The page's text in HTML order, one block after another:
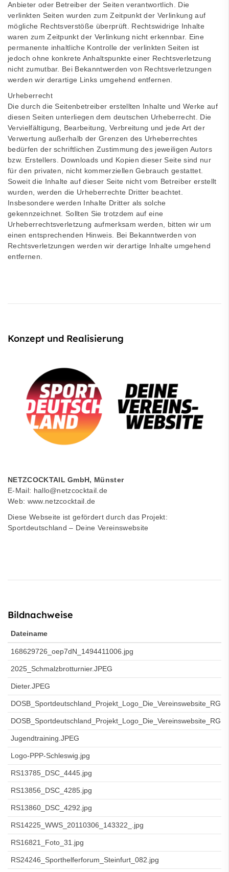
Anbieter oder Betreiber der Seiten verantwortlich. Die
verlinkten Seiten wurden zum Zeitpunkt der Verlinkung auf
mögliche Rechtsverstöße überprüft. Rechtswidrige Inhalte
waren zum Zeitpunkt der Verlinkung nicht erkennbar. Eine
permanente inhaltliche Kontrolle der verlinkten Seiten ist
jedoch ohne konkrete Anhaltspunkte einer Rechtsverletzung
nicht zumutbar. Bei Bekanntwerden von Rechtsverletzungen
werden wir derartige Links umgehend entfernen.
Urheberrecht
Die durch die Seitenbetreiber erstellten Inhalte und Werke auf
diesen Seiten unterliegen dem deutschen Urheberrecht. Die
Vervielfältigung, Bearbeitung, Verbreitung und jede Art der
Verwertung außerhalb der Grenzen des Urheberrechtes
bedürfen der schriftlichen Zustimmung des jeweiligen Autors
bzw. Erstellers. Downloads und Kopien dieser Seite sind nur
für den privaten, nicht kommerziellen Gebrauch gestattet.
Soweit die Inhalte auf dieser Seite nicht vom Betreiber erstellt
wurden, werden die Urheberrechte Dritter beachtet.
Insbesondere werden Inhalte Dritter als solche
gekennzeichnet. Sollten Sie trotzdem auf eine
Urheberrechtsverletzung aufmerksam werden, bitten wir um
einen entsprechenden Hinweis. Bei Bekanntwerden von
Rechtsverletzungen werden wir derartige Inhalte umgehend
entfernen.
Konzept und Realisierung
NETZCOCKTAIL GmbH, Münster
E-Mail: hallo@netzcocktail.de
Web: www.netzcocktail.de
Diese Webseite ist gefördert durch das Projekt:
Sportdeutschland – Deine Vereinswebsite
Bildnachweise
Dateiname
168629726_oep7dN_1494411006.jpg
2025_Schmalzbrotturnier.JPEG
Dieter.JPEG
Jugendtraining.JPEG
Logo-PPP-Schleswig.jpg
RS13785_DSC_4445.jpg
RS13856_DSC_4285.jpg
RS13860_DSC_4292.jpg
RS14225_WWS_20110306_143322_.jpg
RS16821_Foto_31.jpg
RS24246_Sporthelferforum_Steinfurt_082.jpg